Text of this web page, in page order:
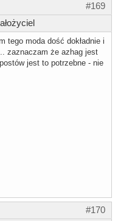
#169
tego moda dość dokładnie i
zaznaczam że azhag jest
jest to potrzebne - nie
#170